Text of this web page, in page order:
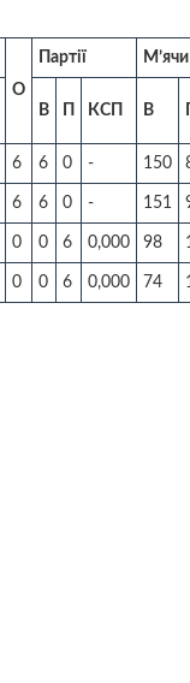
О
Партії М’ячи
В КСП В
6 6 0 - 150
6 6 0 - 151
0 0 6 0,000 98
0 0 6 0,000 74